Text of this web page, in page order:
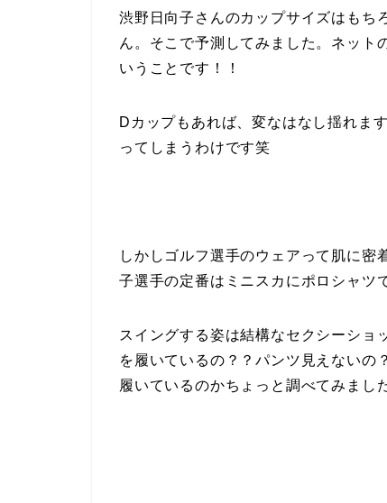
渋野日向子さんのカップサイズはもち
ん。そこで予測してみました。ネット
いうことです！！
Dカップもあれば、変なはなし揺れま
ってしまうわけです笑
しかしゴルフ選手のウェアって肌に密
子選手の定番はミニスカにポロシャツ
スイングする姿は結構なセクシーショ
を履いているの？？パンツ見えないの
履いているのかちょっと調べてみまし